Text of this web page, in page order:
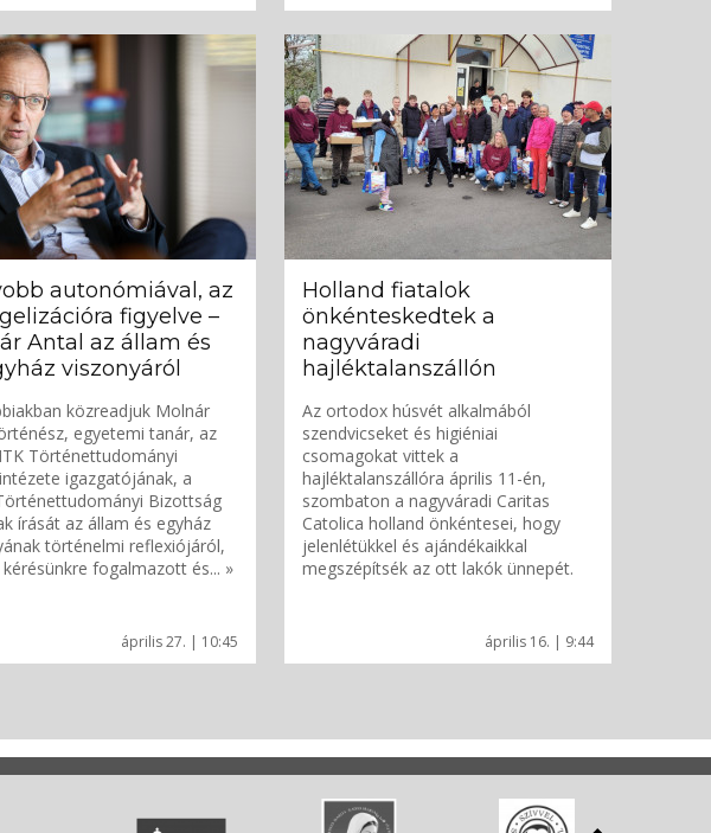
április 27. | 10:45
autonómiával, az
figyelve –
Antal az állam és
viszonyáról
közreadjuk Molnár
egyetemi tanár, az
Történettudományi
igazgatójának, a
Bizottság
írását az állam és egyház
történelmi reflexiójáról,
fogalmazott és... »
április 16. | 9:44
Holland fiatalok
önkénteskedtek a
nagyváradi
hajléktalanszállón
Az ortodox húsvét alkalmából
szendvicseket és higiéniai
csomagokat vittek a
hajléktalanszállóra április 11-én,
szombaton a nagyváradi Caritas
Catolica holland önkéntesei, hogy
jelenlétükkel és ajándékaikkal
megszépítsék az ott lakók ünnepét.